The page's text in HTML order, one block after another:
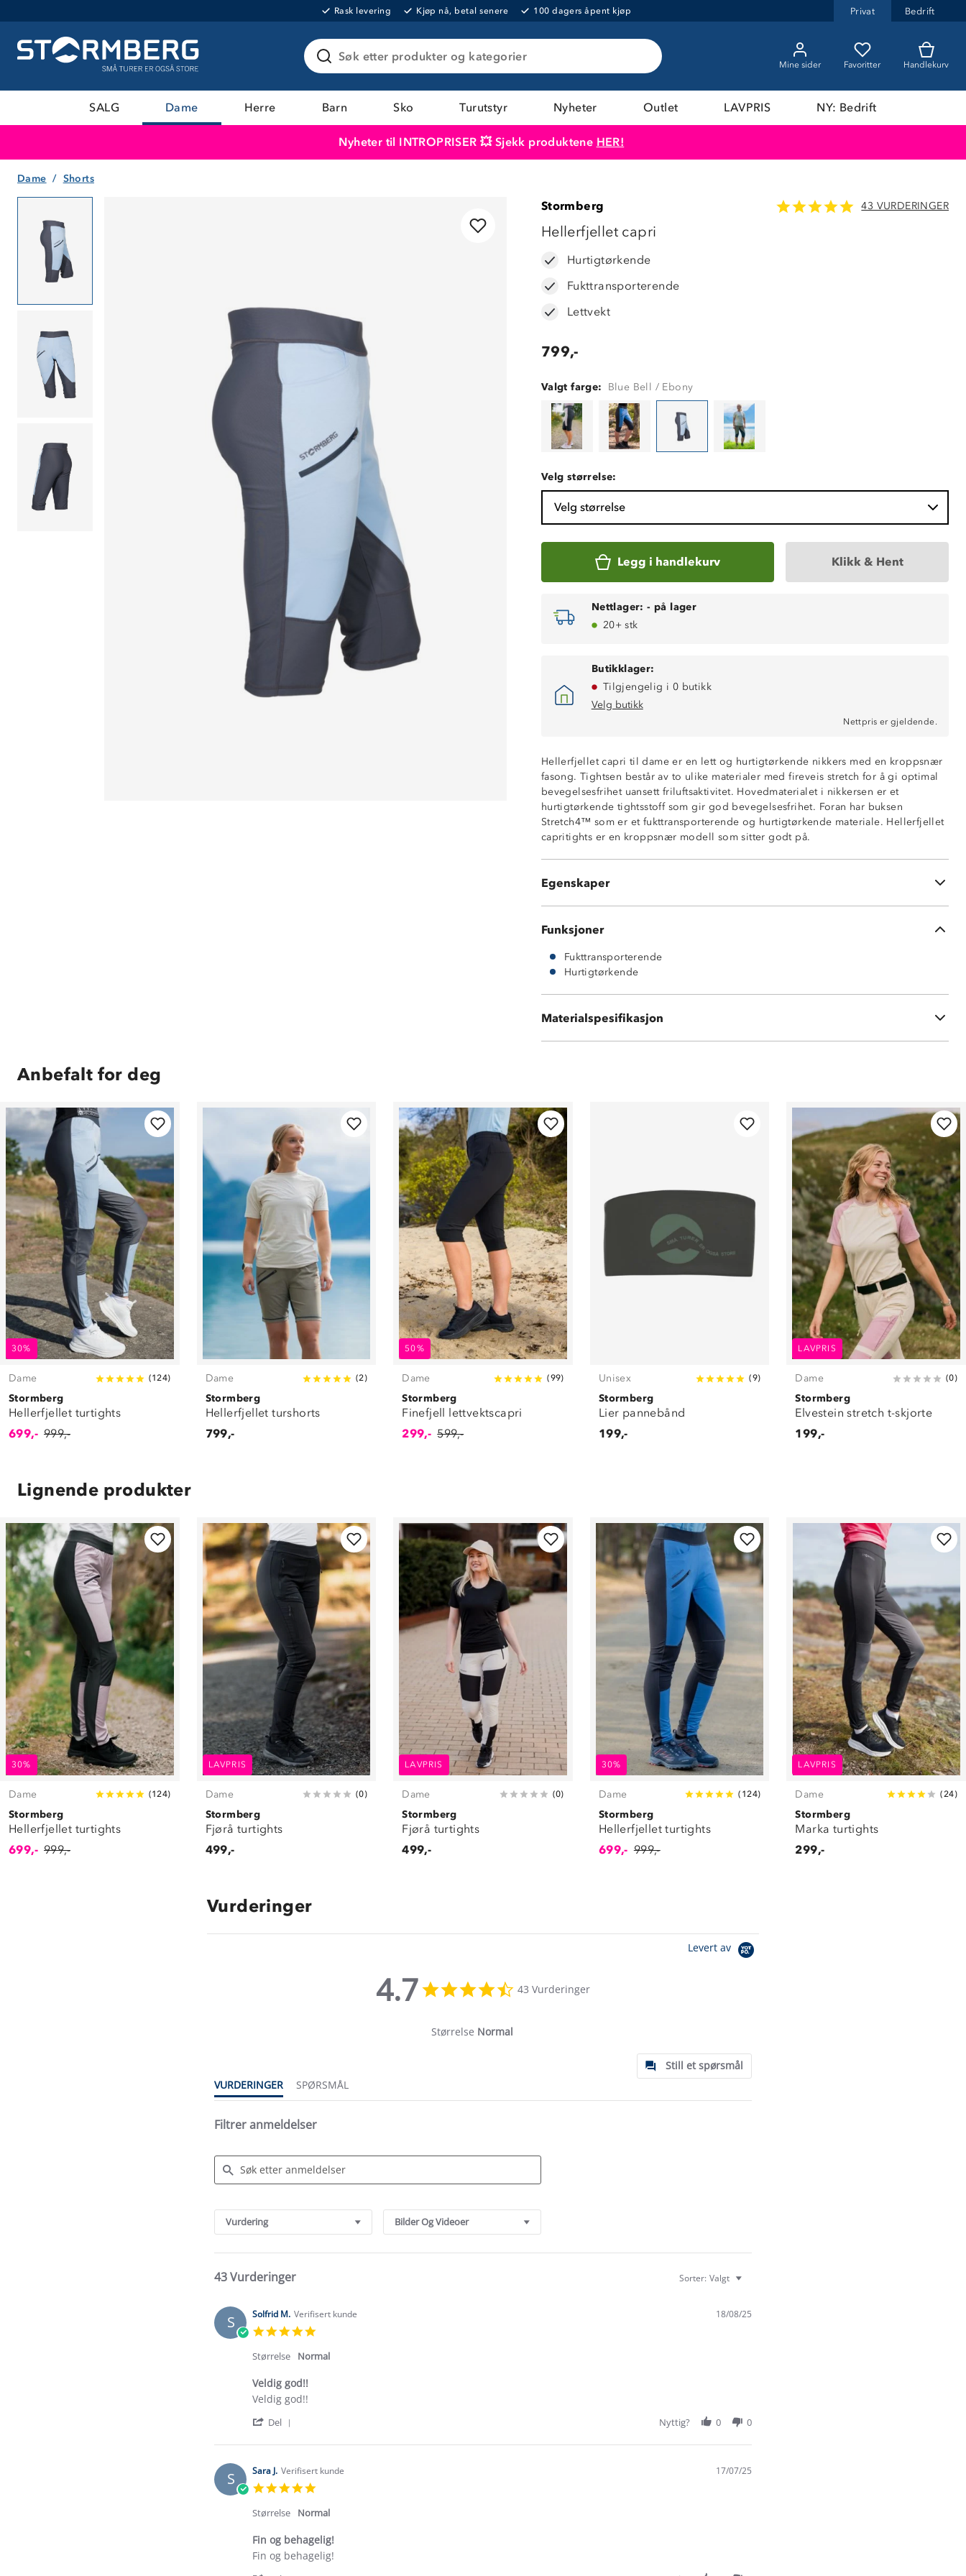
Rask levering Kjøp nå, betal senere 100 dagers åpent kjøp Privat Bedrift
Søk etter produkter og kategorier
Mine sider Favoritter Handlekurv
SALG Dame Herre Barn Sko Turutstyr Nyheter Outlet LAVPRIS NY: Bedrift
Nyheter til INTROPRISER 💥 Sjekk produktene HER!
Dame Shorts
Stormberg 43 VURDERINGER
Hellerfjellet capri
Hurtigtørkende
Fukttransporterende
Lettvekt
799,-
Valgt farge: Blue Bell / Ebony
Velg størrelse:
Velg størrelse
Legg i handlekurv Klikk & Hent
Nettlager: - på lager
20+ stk
Butikklager:
Tilgjengelig i 0 butikk
Velg butikk
Nettpris er gjeldende.
Hellerfjellet capri til dame er en lett og hurtigtørkende nikkers med en kroppsnær
fasong. Tightsen består av to ulike materialer med fireveis stretch for å gi optimal
bevegelsesfrihet uansett friluftsaktivitet. Hovedmaterialet i nikkersen er et
hurtigtørkende tightsstoff som gir god bevegelsesfrihet. Foran har buksen
Stretch4™ som er et fukttransporterende og hurtigtørkende materiale. Hellerfjellet
capritights er en kroppsnær modell som sitter godt på.
Egenskaper
Hurtigtørkende
Fukttransporterende
Lettvekt
Høy i livet
En glidelåslomme på låret
Funksjoner
Fukttransporterende
Hurtigtørkende
Materialspesifikasjon
Tights (84 % nylon og 16 % elastan)
Anbefalt for deg
30%
Dame (124)
Stormberg
Hellerfjellet turtights
699,- 999,-
Dame (2)
Stormberg
Hellerfjellet turshorts
799,-
50%
Dame (99)
Stormberg
Finefjell lettvektscapri
299,- 599,-
Unisex (9)
Stormberg
Lier pannebånd
199,-
LAVPRIS
Dame (0)
Stormberg
Elvestein stretch t-skjorte
199,-
Lignende produkter
30%
Dame (124)
Stormberg
Hellerfjellet turtights
699,- 999,-
LAVPRIS
Dame (0)
Stormberg
Fjørå turtights
499,-
LAVPRIS
Dame (0)
Stormberg
Fjørå turtights
499,-
30%
Dame ( 124)
Stormberg
Hellerfjellet turtights
699,- 999,-
LAVPRIS
Dame ( 24)
Stormberg
Marka turtights
299,-
Vurderinger
Levert av
4.7
star
43 Vurderinger
Størrelse Normal
Still et spørsmål
VURDERINGER
SPØRSMÅL
Filtrer anmeldelser
Reviews
Vurdering Bilder Og Videoer
43 Vurderinger Sorter: Valgt
S Solfrid M. Verifisert kunde
rating
18/08/25
Størrelse Normal
Veldig god!!
Review
Solfrid
on
Aug
2025
review
Veldig
Veldig god!!
Del
Review
Solfrid
M.
on
18
Aug
Nyttig? 0 0
S Sara J. Verifisert kunde
rating
17/07/25
Størrelse Normal
Fin og behagelig!
Review
review
Fin og behagelig!